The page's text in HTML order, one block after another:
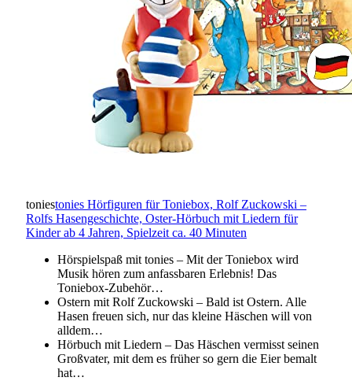
toniestonies Hörfiguren für Toniebox, Rolf Zuckowski –
Rolfs Hasengeschichte, Oster-Hörbuch mit Liedern für
Kinder ab 4 Jahren, Spielzeit ca. 40 Minuten
Hörspielspaß mit tonies – Mit der Toniebox wird
Musik hören zum anfassbaren Erlebnis! Das
Toniebox-Zubehör…
Ostern mit Rolf Zuckowski – Bald ist Ostern. Alle
Hasen freuen sich, nur das kleine Häschen will von
alldem…
Hörbuch mit Liedern – Das Häschen vermisst seinen
Großvater, mit dem es früher so gern die Eier bemalt
hat…